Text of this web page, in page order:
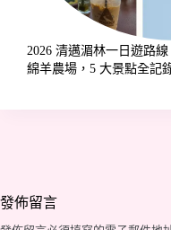
2026 清邁湄林一日遊路
綿羊農場，5 大景點全記
發佈留言